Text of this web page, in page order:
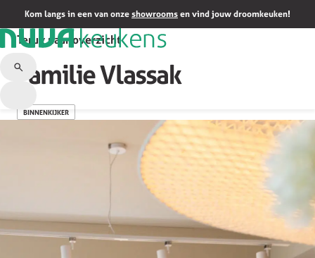
Kom langs in een van onze showrooms en vind jouw droomkeuken!
Terug naar overzicht
Familie Vlassak
BINNENKIJKER